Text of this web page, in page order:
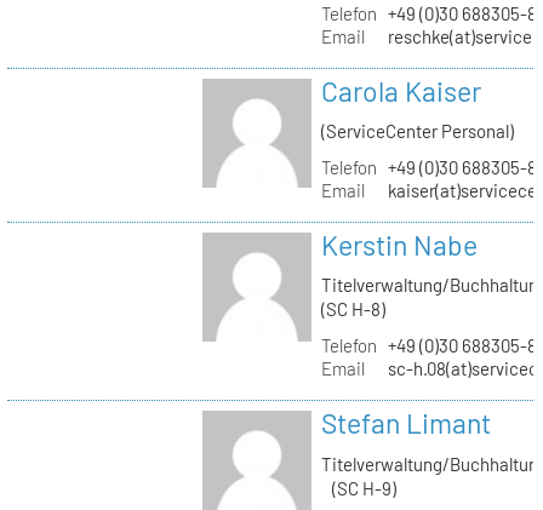
Telefon +49 (0)30 688305-
Email
Carola Kaiser
(ServiceCenter Personal)
Telefon +49 (0)30 688305-
Email
Kerstin Nabe
Titelverwaltung/
(SC H-8)
Telefon +49 (0)30 688305-
Email
sc-
Stefan Limant
Titelverwaltung/
(SC H-9)